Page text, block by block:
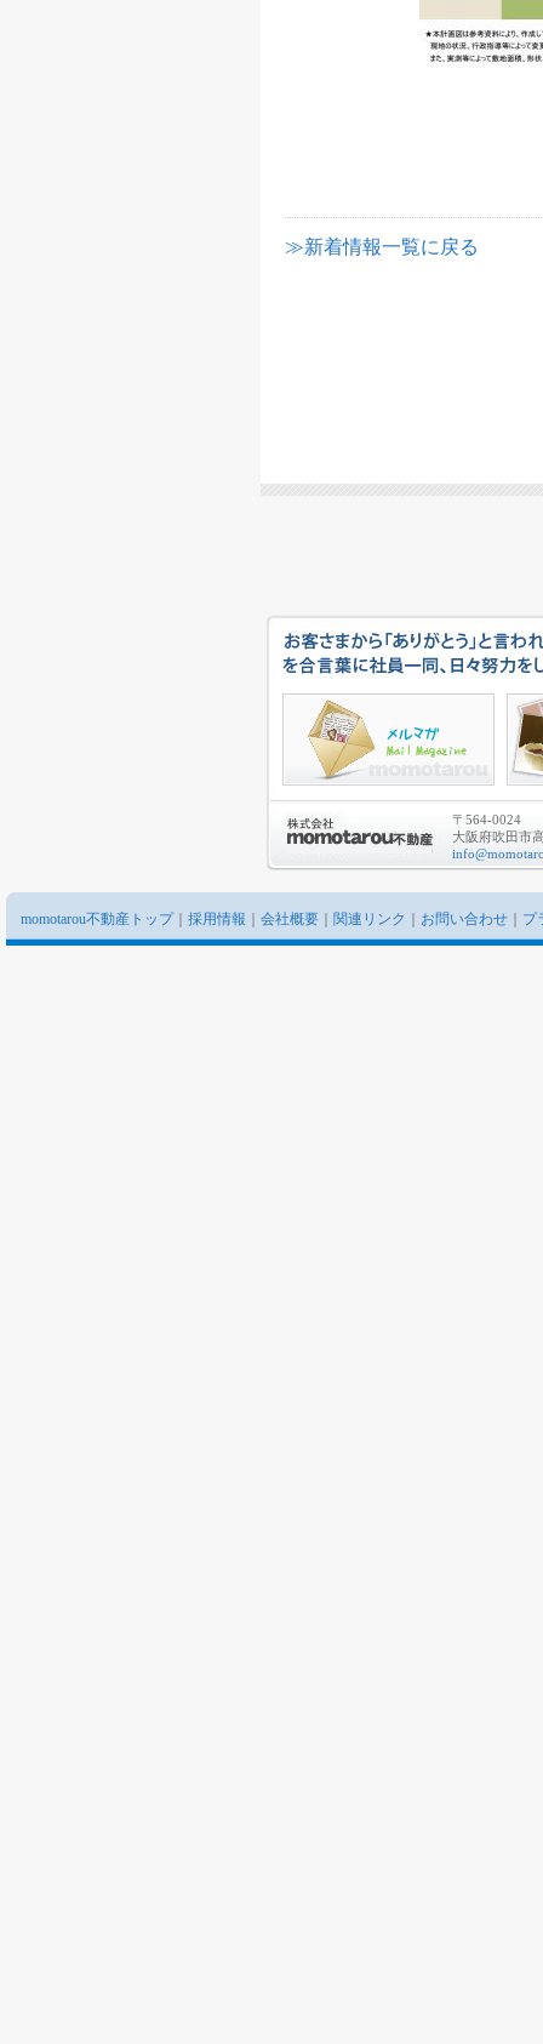
≫新着情報一覧に戻る
〒564-0024
大阪府吹田市
momotarou不動産トップ｜ 採用情報 会社概要 関連リンク お問い合わせ プ